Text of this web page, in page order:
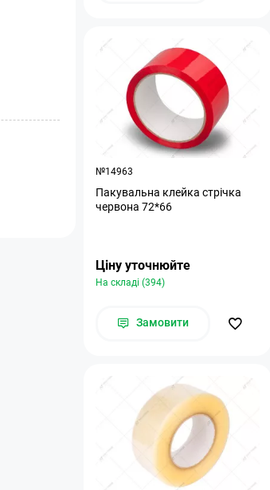
№14963
Пакувальна клейка стрічка
червона 72*66
Ціну уточнюйте
На складі (394)
Замовити